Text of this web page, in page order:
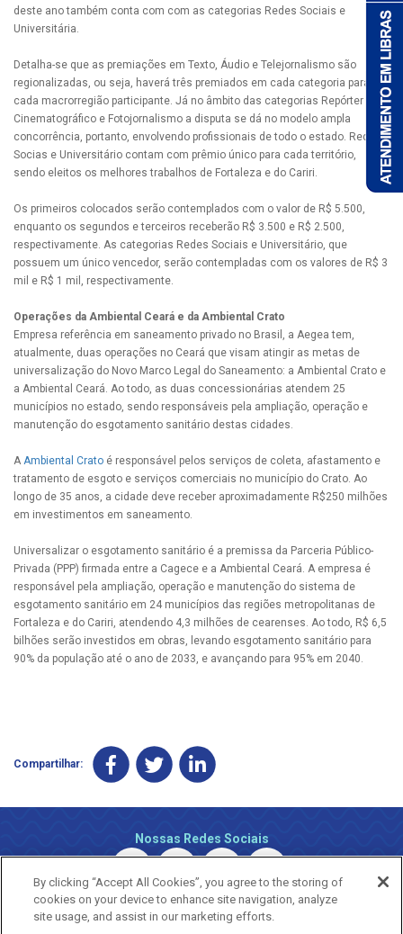
deste ano também conta com com as categorias Redes Sociais e
Universitária.
Detalha-se que as premiações em Texto, Áudio e Telejornalismo são
regionalizadas, ou seja, haverá três premiados em cada categoria para
cada macrorregião participante. Já no âmbito das categorias Repórter
Cinematográfico e Fotojornalismo a disputa se dá no modelo ampla
concorrência, portanto, envolvendo profissionais de todo o estado. Redes
Socias e Universitário contam com prêmio único para cada território,
sendo eleitos os melhores trabalhos de Fortaleza e do Cariri.
Os primeiros colocados serão contemplados com o valor de R$ 5.500,
enquanto os segundos e terceiros receberão R$ 3.500 e R$ 2.500,
respectivamente. As categorias Redes Sociais e Universitário, que
possuem um único vencedor, serão contempladas com os valores de R$ 3
mil e R$ 1 mil, respectivamente.
Operações da Ambiental Ceará e da Ambiental Crato
Empresa referência em saneamento privado no Brasil, a Aegea tem,
atualmente, duas operações no Ceará que visam atingir as metas de
universalização do Novo Marco Legal do Saneamento: a Ambiental Crato e
a Ambiental Ceará. Ao todo, as duas concessionárias atendem 25
municípios no estado, sendo responsáveis pela ampliação, operação e
manutenção do esgotamento sanitário destas cidades.
A Ambiental Crato é responsável pelos serviços de coleta, afastamento e
tratamento de esgoto e serviços comerciais no município do Crato. Ao
longo de 35 anos, a cidade deve receber aproximadamente R$250 milhões
em investimentos em saneamento.
Universalizar o esgotamento sanitário é a premissa da Parceria Público-
Privada (PPP) firmada entre a Cagece e a Ambiental Ceará. A empresa é
responsável pela ampliação, operação e manutenção do sistema de
esgotamento sanitário em 24 municípios das regiões metropolitanas de
Fortaleza e do Cariri, atendendo 4,3 milhões de cearenses. Ao todo, R$ 6,5
bilhões serão investidos em obras, levando esgotamento sanitário para
90% da população até o ano de 2033, e avançando para 95% em 2040.
Compartilhar:
Nossas Redes Sociais
By clicking “Accept All Cookies”, you agree to the storing of
cookies on your device to enhance site navigation, analyze
site usage, and assist in our marketing efforts.